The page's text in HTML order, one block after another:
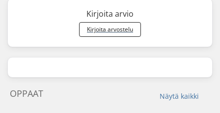
Kirjoita arvio
Kirjoita arvostelu
Näytä kaikki
OPPAAT